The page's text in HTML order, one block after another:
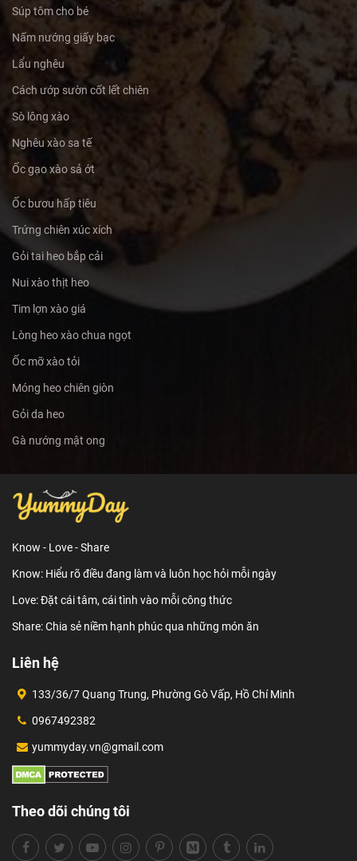
Súp tôm cho bé
Nấm nướng giấy bạc
Lẩu nghêu
Cách ướp sườn cốt lết chiên
Sò lông xào
Nghêu xào sa tế
Ốc gạo xào sả ớt
Ốc bươu hấp tiêu
Trứng chiên xúc xích
Gỏi tai heo bắp cải
Nui xào thịt heo
Tim lợn xào giá
Lòng heo xào chua ngọt
Ốc mỡ xào tỏi
Móng heo chiên giòn
Gỏi da heo
Gà nướng mật ong
Know - Love - Share
Know: Hiểu rõ điều đang làm và luôn học hỏi mỗi ngày
Love: Đặt cái tâm, cái tình vào mỗi công thức
Share: Chia sẻ niềm hạnh phúc qua những món ăn
Liên hệ
133/36/7 Quang Trung, Phường Gò Vấp, Hồ Chí Minh
0967492382
yummyday.vn@gmail.com
Theo dõi chúng tôi